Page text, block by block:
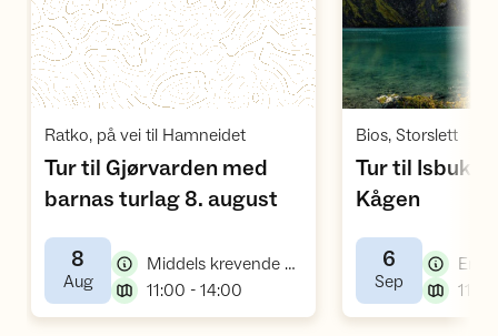
Åpne aktivitet
Ratko, på vei til Hamneidet,
Tur til Gjørvarden med
barnas turlag 8. august
8
Aug,
Middels krevende annet
11:00 - 14:00
Bios, Storslett,
Tur til
Kågen,
6
Sep
11:00